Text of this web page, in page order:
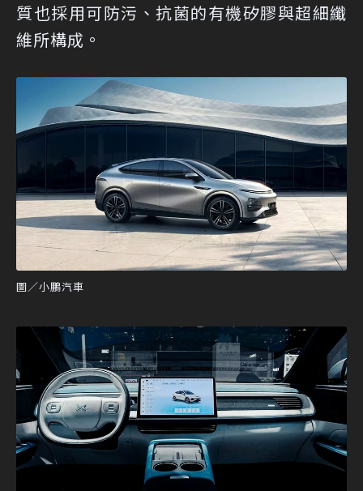
質也採用可防污、抗菌的有機矽膠與超細纖
維所構成。
圖／小鵬汽車